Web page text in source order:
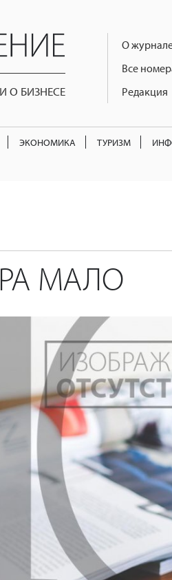
О БИЗНЕСЕ
О
Все
Редакция
ЭКОНОМИКА ТУРИЗМ
МАЛО